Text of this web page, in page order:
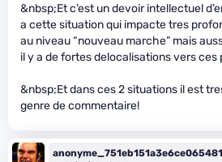
&nbsp;Et c’est un devoir intellectuel
a cette situation qui impacte tres
au niveau “nouveau marche” mais
il y a de fortes delocalisations vers ces
&nbsp;Et dans ces 2 situations il est
genre de commentaire!